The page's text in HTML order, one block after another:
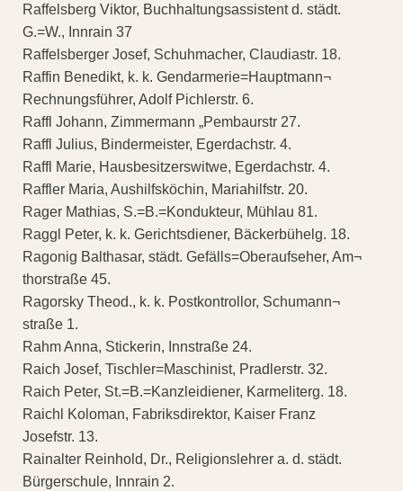
Raffelsberg Viktor, Buchhaltungsassistent d. städt.
G.=W., Innrain 37
Raffelsberger Josef, Schuhmacher, Claudiastr. 18.
Raffin Benedikt, k. k. Gendarmerie=Hauptmann¬
Rechnungsführer, Adolf Pichlerstr. 6.
Raffl Johann, Zimmermann „Pembaurstr 27.
Raffl Julius, Bindermeister, Egerdachstr. 4.
Raffl Marie, Hausbesitzerswitwe, Egerdachstr. 4.
Raffler Maria, Aushilfsköchin, Mariahilfstr. 20.
Rager Mathias, S.=B.=Kondukteur, Mühlau 81.
Raggl Peter, k. k. Gerichtsdiener, Bäckerbühelg. 18.
Ragonig Balthasar, städt. Gefälls=Oberaufseher, Am¬
thorstraße 45.
Ragorsky Theod., k. k. Postkontrollor, Schumann¬
straße 1.
Rahm Anna, Stickerin, Innstraße 24.
Raich Josef, Tischler=Maschinist, Pradlerstr. 32.
Raich Peter, St.=B.=Kanzleidiener, Karmeliterg. 18.
Raichl Koloman, Fabriksdirektor, Kaiser Franz
Josefstr. 13.
Rainalter Reinhold, Dr., Religionslehrer a. d. städt.
Bürgerschule, Innrain 2.